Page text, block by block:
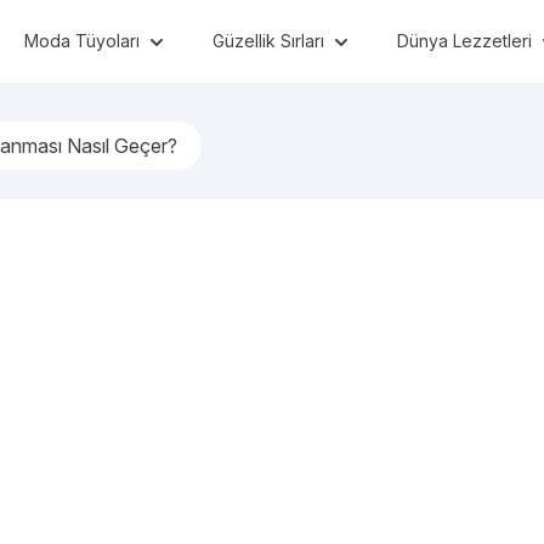
Moda Tüyoları Güzellik Sırları Dünya Lezzetleri
Nasıl Geçer?